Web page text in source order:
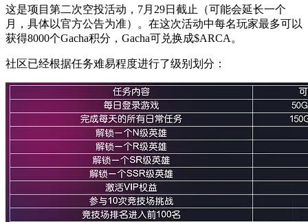
这是项目第二次空投活动，7月29日截止（可能会延长一个
月，具体以官方公告为准）。在这次活动中每名玩家最多可以
获得8000个Gacha积分，Gacha可兑换成$ARCA。
社区已经根据任务难易程度进行了级别划分：